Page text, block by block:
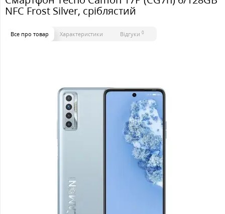
NFC Frost Silver, сріблястий
Все про товар Характеристики Відгуки 0